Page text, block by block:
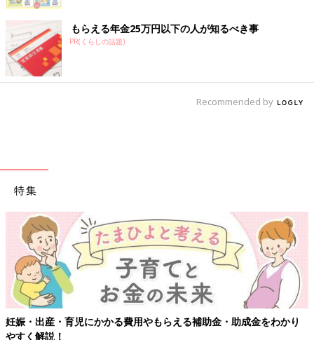
もらえる年金25万円以下の人が知るべき事
PR(くらしの話題)
Recommended by
特集
【ワクチン接種できるものも】妊婦の感染症対策、知っておいて！